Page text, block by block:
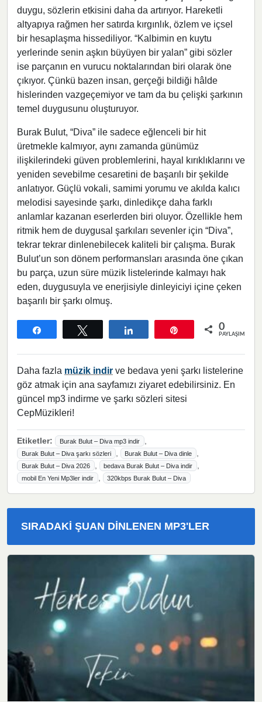
duygu, sözlerin etkisini daha da artırıyor. Hareketli
altyapıya rağmen her satırda kırgınlık, özlem ve içsel
bir hesaplaşma hissediliyor. “Kalbimin en kuytu
yerlerinde senin aşkın büyüyen bir yalan” gibi sözler
ise parçanın en vurucu noktalarından biri olarak öne
çıkıyor. Çünkü bazen insan, gerçeği bildiği hâlde
hislerinden vazgeçemiyor ve tam da bu çelişki şarkının
temel duygusunu oluşturuyor.
Burak Bulut, “Diva” ile sadece eğlenceli bir hit
üretmekle kalmıyor, aynı zamanda günümüz
ilişkilerindeki güven problemlerini, hayal kırıklıklarını ve
yeniden sevebilme cesaretini de başarılı bir şekilde
anlatıyor. Güçlü vokali, samimi yorumu ve akılda kalıcı
melodisi sayesinde şarkı, dinledikçe daha farklı
anlamlar kazanan eserlerden biri oluyor. Özellikle hem
ritmik hem de duygusal şarkıları sevenler için “Diva”,
tekrar tekrar dinlenebilecek kaliteli bir çalışma. Burak
Bulut’un son dönem performansları arasında öne çıkan
bu parça, uzun süre müzik listelerinde kalmayı hak
eden, duygusuyla ve enerjisiyle dinleyiciyi içine çeken
başarılı bir şarkı olmuş.
0
PAYLAŞIMLAR
Daha fazla müzik indir ve bedava yeni şarkı listelerine
göz atmak için ana sayfamızı ziyaret edebilirsiniz. En
güncel mp3 indirme ve şarkı sözleri sitesi
CepMüzikleri!
Etiketler: Burak Bulut – Diva mp3 indir
Burak Bulut – Diva şarkı sözleri Burak Bulut – Diva dinle
Burak Bulut – Diva 2026 bedava Burak Bulut – Diva indir
mobil En Yeni Mp3ler indir 320kbps Burak Bulut – Diva
SIRADAKI ŞUAN DINLENEN MP3'LER